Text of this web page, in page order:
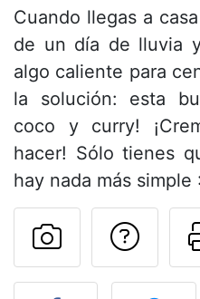
Cuando llegas a
de un día de lluvia
algo caliente para
la solución: esta
coco y curry!
hacer! Sólo tienes
hay nada más simple
Publicar